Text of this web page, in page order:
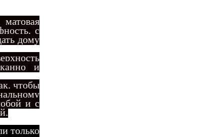
с
дому
и
чтобы
и с
только